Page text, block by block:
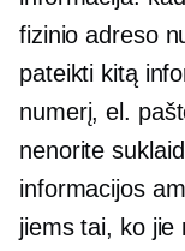
fizinio adreso
pateikti kitą
numerį, el.
nenorite
informacijos
jiems tai, ko jie